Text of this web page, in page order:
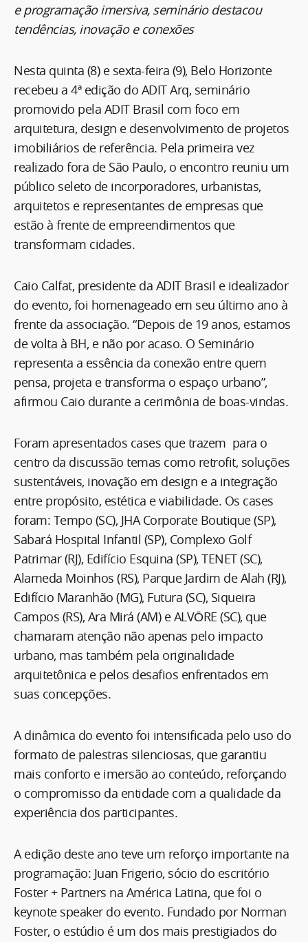
e programação imersiva, seminário destacou
tendências, inovação e conexões
Nesta quinta (8) e sexta-feira (9), Belo Horizonte
recebeu a 4ª edição do ADIT Arq, seminário
promovido pela ADIT Brasil com foco em
arquitetura, design e desenvolvimento de projetos
imobiliários de referência. Pela primeira vez
realizado fora de São Paulo, o encontro reuniu um
público seleto de incorporadores, urbanistas,
arquitetos e representantes de empresas que
estão à frente de empreendimentos que
transformam cidades.
Caio Calfat, presidente da ADIT Brasil e idealizador
do evento, foi homenageado em seu último ano à
frente da associação. “Depois de 19 anos, estamos
de volta à BH, e não por acaso. O Seminário
representa a essência da conexão entre quem
pensa, projeta e transforma o espaço urbano”,
afirmou Caio durante a cerimônia de boas-vindas.
Foram apresentados cases que trazem para o
centro da discussão temas como retrofit, soluções
sustentáveis, inovação em design e a integração
entre propósito, estética e viabilidade. Os cases
foram: Tempo (SC), JHA Corporate Boutique (SP),
Sabará Hospital Infantil (SP), Complexo Golf
Patrimar (RJ), Edifício Esquina (SP), TENET (SC),
Alameda Moinhos (RS), Parque Jardim de Alah (RJ),
Edifício Maranhão (MG), Futura (SC), Siqueira
Campos (RS), Ara Mirá (AM) e ALVŌRE (SC), que
chamaram atenção não apenas pelo impacto
urbano, mas também pela originalidade
arquitetônica e pelos desafios enfrentados em
suas concepções.
A dinâmica do evento foi intensificada pelo uso do
formato de palestras silenciosas, que garantiu
mais conforto e imersão ao conteúdo, reforçando
o compromisso da entidade com a qualidade da
experiência dos participantes.
A edição deste ano teve um reforço importante na
programação: Juan Frigerio, sócio do escritório
Foster + Partners na América Latina, que foi o
keynote speaker do evento. Fundado por Norman
Foster, o estúdio é um dos mais prestigiados do